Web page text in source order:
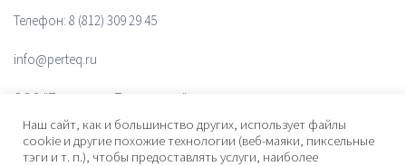
Телефон: 8 (812) 309 29 45
info@perteq.ru
ООО "Передовые Технологии"
ОГРН 1117847072628
Наш сайт, как и большинство других, использует файлы
cookie и другие похожие технологии (веб-маяки, пиксельные
тэги и т. п.), чтобы предоставлять услуги, наиболее